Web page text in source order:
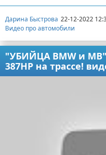
Дарина Быстрова 22-12-2022
Видео про автомобили
"УБИЙЦА BMW и
387HP на трассе!